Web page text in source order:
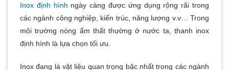
Inox định hình ngày càng được ứng dụng rộng rãi trong
các ngành công nghiệp, kiến trúc, năng lượng v.v… Trong
môi trường nóng ẩm thất thường ở nước ta, thanh inox
định hình là lựa chọn tối ưu.
Inox đang là vật liệu quan trọng bậc nhất trong các ngành